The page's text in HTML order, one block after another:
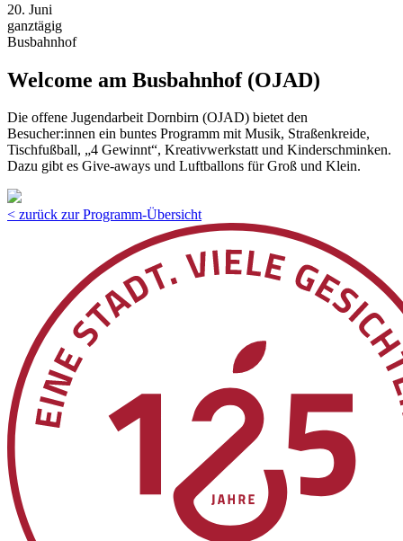
20. Juni
ganztägig
Busbahnhof
Welcome am Busbahnhof (OJAD)
Die offene Jugendarbeit Dornbirn (OJAD) bietet den
Besucher:innen ein buntes Programm mit Musik, Straßenkreide,
Tischfußball, „4 Gewinnt“, Kreativwerkstatt und Kinderschminken.
Dazu gibt es Give-aways und Luftballons für Groß und Klein.
< zurück zur Programm-Übersicht